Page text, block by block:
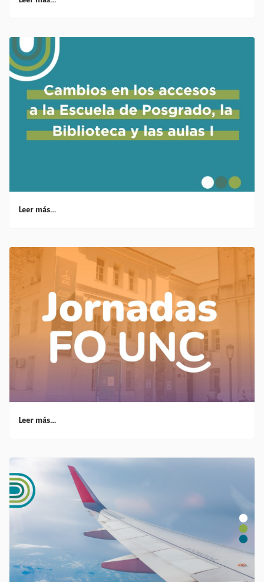
Leer más…
Leer más…